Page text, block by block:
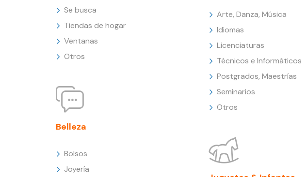
Se busca
Tiendas de hogar
Ventanas
Otros
Belleza
Bolsos
Joyería
Arte, Danza, Música
Idiomas
Licenciaturas
Técnicos e Informáticos
Postgrados, Maestrías
Seminarios
Otros